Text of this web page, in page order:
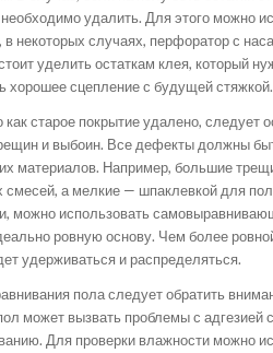
необходимо удалить. Для этого можно
в некоторых случаях, перфоратор с
уделить остаткам клея, который
хорошее сцепление с будущей стяжкой.
как старое покрытие удалено, следует
и выбоин. Все дефекты должны
материалов. Например, большие
смесей, а мелкие — шпаклевкой для
можно использовать
ровную основу. Чем более
удерживаться и распределяться.
пола следует обратить
может вызвать проблемы с адгезией
Для проверки влажности можно